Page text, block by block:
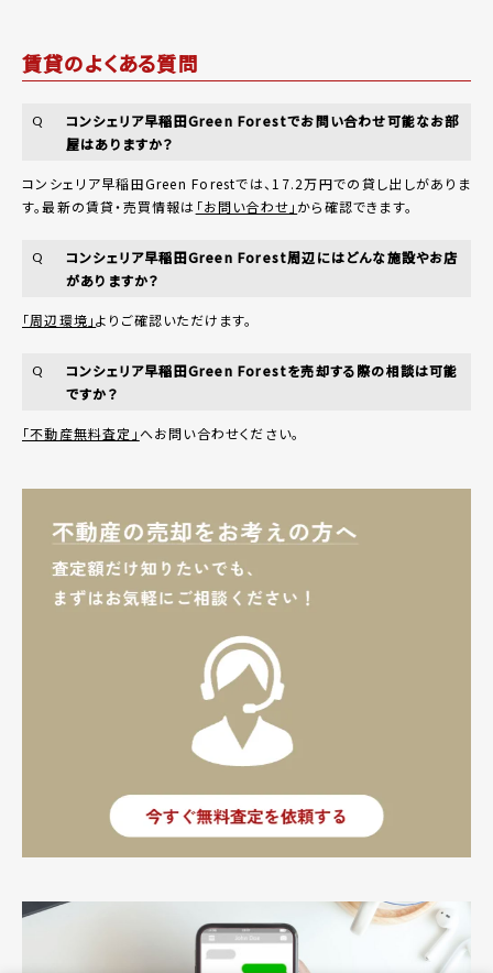
賃貸のよくある質問
Q
コンシェリア早稲田Green Forestでお問い合わせ可能なお部
屋はありますか？
コンシェリア早稲田Green Forestでは、17.2万円での貸し出しがありま
す。最新の賃貸・売買情報は 「お問い合わせ」 から確認できます。
Q
コンシェリア早稲田Green Forest周辺にはどんな施設やお店
がありますか？
「周辺環境」よりご確認いただけます。
Q
コンシェリア早稲田Green Forestを売却する際の相談は可能
ですか？
「不動産無料査定」へお問い合わせください。